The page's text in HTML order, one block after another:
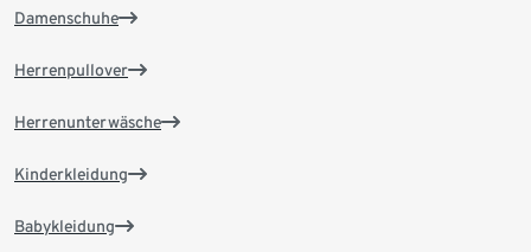
Damenschuhe
Herrenpullover
Herrenunterwäsche
Kinderkleidung
Babykleidung